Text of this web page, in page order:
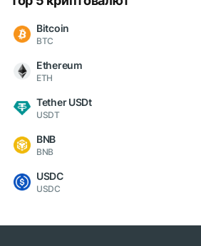
Bitcoin
BTC
Ethereum
ETH
Tether USDt
USDT
BNB
BNB
USDC
USDC